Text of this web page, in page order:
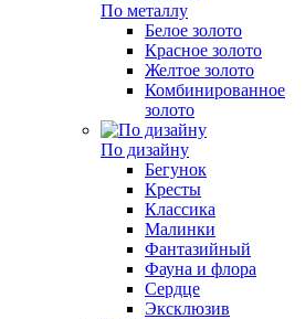
По металлу
Белое золото
Красное золото
Желтое золото
Комбинированное
золото
По дизайну
Бегунок
Кресты
Классика
Малинки
Фантазийный
Фауна и флора
Сердце
Эксклюзив